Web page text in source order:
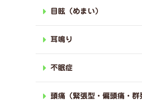
目眩（めまい）
耳鳴り
不眠症
頭痛（緊張型・偏頭痛・群